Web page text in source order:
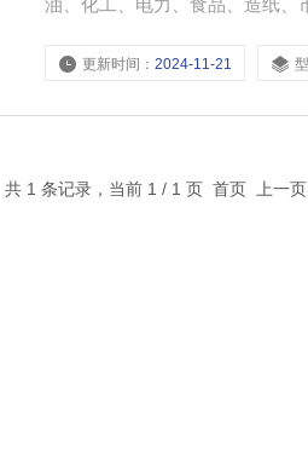
油、化工、电力、食品、造纸、
更新时间：2024-11-21
共 1 条记录，当前 1 / 1 页 首页 上一